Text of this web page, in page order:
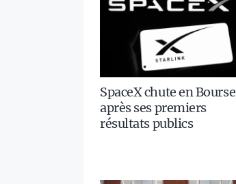
SpaceX chute en Bourse
après ses premiers
résultats publics